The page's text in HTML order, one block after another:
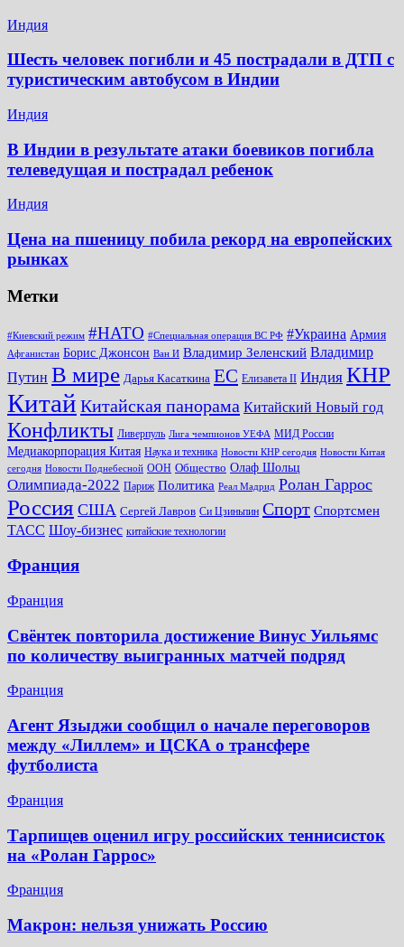
Индия
Шесть человек погибли и 45 пострадали в ДТП с
туристическим автобусом в Индии
Индия
В Индии в результате атаки боевиков погибла
телеведущая и пострадал ребенок
Индия
Цена на пшеницу побила рекорд на европейских
рынках
Метки
#Киевский режим #НАТО #Специальная операция ВС РФ #Украина Армия
Афганистан Борис Джонсон Ван И Владимир Зеленский Владимир
Путин В мире Дарья Касаткина ЕС Елизавета II Индия КНР
Китай Китайская панорама Китайский Новый год
Конфликты Ливерпуль Лига чемпионов УЕФА МИД России
Медиакорпорация Китая Наука и техника Новости КНР сегодня Новости Китая
сегодня Новости Поднебесной ООН Общество Олаф Шольц
Олимпиада-2022 Париж Политика Реал Мадрид Ролан Гаррос
Россия США Сергей Лавров Си Цзиньпин Спорт Спортсмен
ТАСС Шоу-бизнес китайские технологии
Франция
Франция
Свёнтек повторила достижение Винус Уильямс
по количеству выигранных матчей подряд
Франция
Агент Языджи сообщил о начале переговоров
между «Лиллем» и ЦСКА о трансфере
футболиста
Франция
Тарпищев оценил игру российских теннисисток
на «Ролан Гаррос»
Франция
Макрон: нельзя унижать Россию